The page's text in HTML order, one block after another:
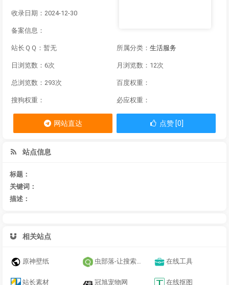
收录日期：2024-12-30
备案信息：
站长ＱＱ：暂无 所属分类： 生活服务
日浏览数：6次 月浏览数：12次
总浏览数：293次 百度权重：
搜狗权重： 必应权重：
网站直达 点赞 [0]
站点信息
标题：
关键词：
描述：
相关站点
原神壁纸 虫部落-让搜索更简单 在线工具
站长素材 冠旭宠物网 在线抠图